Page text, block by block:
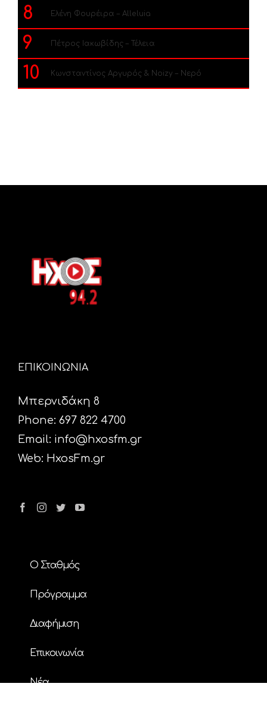
8 Ελένη Φουρέιρα – Alleluia
9 Πέτρος Ιακωβίδης – Τέλεια
10 Κωνσταντίνος Αργυρός & Noizy – Νερό
ΕΠΙΚΟΙΝΩΝΙΑ
Μπερνιδάκη 8
Phone: 697 822 4700
Email: info@hxosfm.gr
Web: HxosFm.gr
Ο Σταθμός
Πρόγραμμα
Διαφήμιση
Επικοινωνία
Nέα